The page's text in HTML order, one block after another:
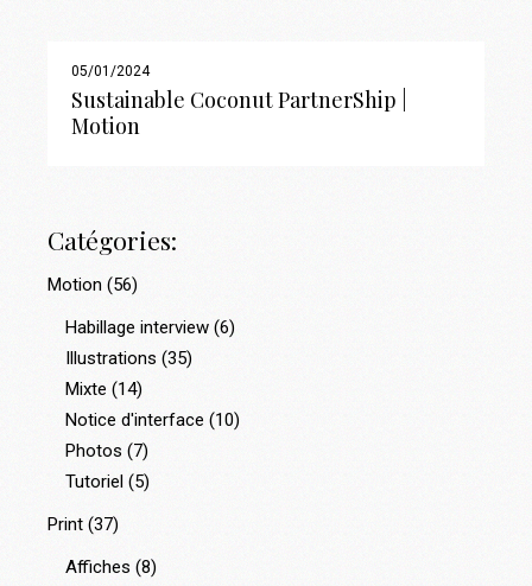
05/01/2024
Sustainable Coconut PartnerShip |
Motion
Catégories:
Motion (56)
Habillage interview (6)
Illustrations (35)
Mixte (14)
Notice d'interface (10)
Photos (7)
Tutoriel (5)
Print (37)
Affiches (8)